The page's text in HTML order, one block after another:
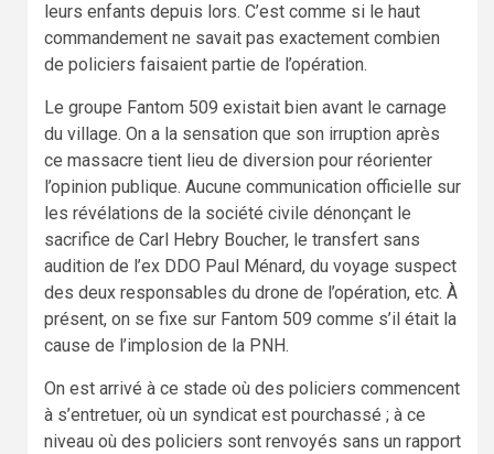
leurs enfants depuis lors. C’est comme si le haut
commandement ne savait pas exactement combien
de policiers faisaient partie de l’opération.
Le groupe Fantom 509 existait bien avant le carnage
du village. On a la sensation que son irruption après
ce massacre tient lieu de diversion pour réorienter
l’opinion publique. Aucune communication officielle sur
les révélations de la société civile dénonçant le
sacrifice de Carl Hebry Boucher, le transfert sans
audition de l’ex DDO Paul Ménard, du voyage suspect
des deux responsables du drone de l’opération, etc. À
présent, on se fixe sur Fantom 509 comme s’il était la
cause de l’implosion de la PNH.
On est arrivé à ce stade où des policiers commencent
à s’entretuer, où un syndicat est pourchassé ; à ce
niveau où des policiers sont renvoyés sans un rapport